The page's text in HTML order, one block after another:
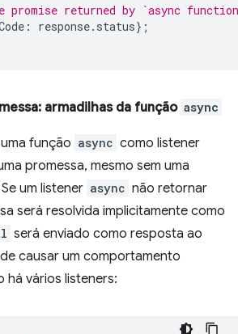
promise returned by `async
: response. status};
armadilhas da função async
função async como listener
promessa, mesmo sem uma
Se um listener async não retornar
será resolvida implicitamente como
será enviado como resposta ao
causar um comportamento
há vários listeners: